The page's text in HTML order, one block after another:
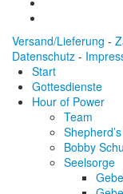
Versand/Lieferung -
Datenschutz -
Start
Gottesdienste
Hour of Power
Team
Bobby
Seelsorge